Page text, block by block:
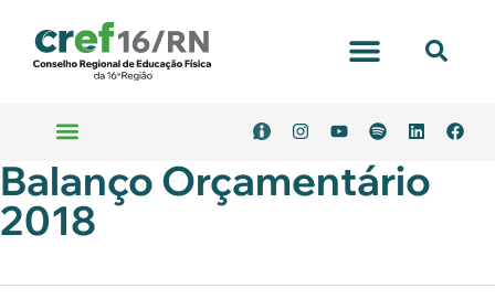
Balanço Orçamentário
2018